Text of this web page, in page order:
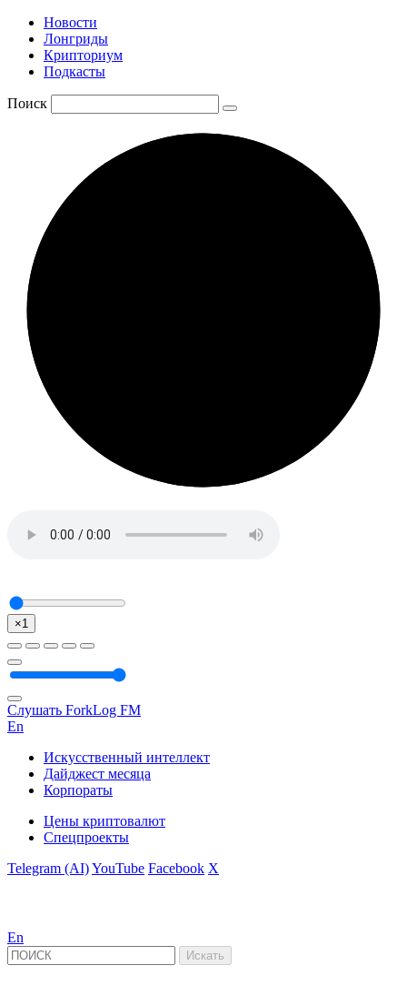
Новости
Лонгриды
Крипториум
Подкасты
Поиск
×1
Слушать ForkLog FM
En
Искусственный интеллект
Дайджест месяца
Корпораты
Цены криптовалют
Спецпроекты
Telegram (AI)YouTube Facebook X
En